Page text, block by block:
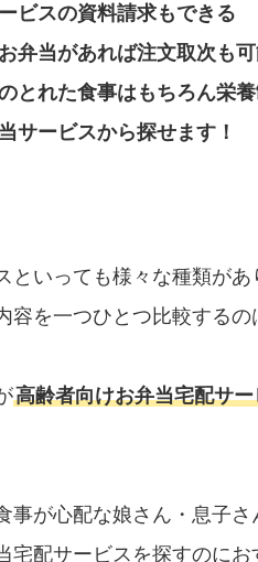
ビスの資料請求もできる
弁当があれば注文取次も
とれた食事はもちろん栄
サービスから探せます！
といっても様々な種類があ
容を一つひとつ比較するの
高齢者向けお弁当宅配サ
事が心配な娘さん・息子
宅配サービスを探すのにお